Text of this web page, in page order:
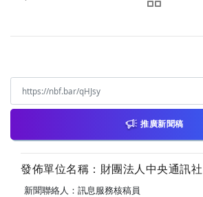
推廣新聞稿
發佈單位名稱：財團法人中央通訊社
新聞聯絡人：訊息服務核稿員